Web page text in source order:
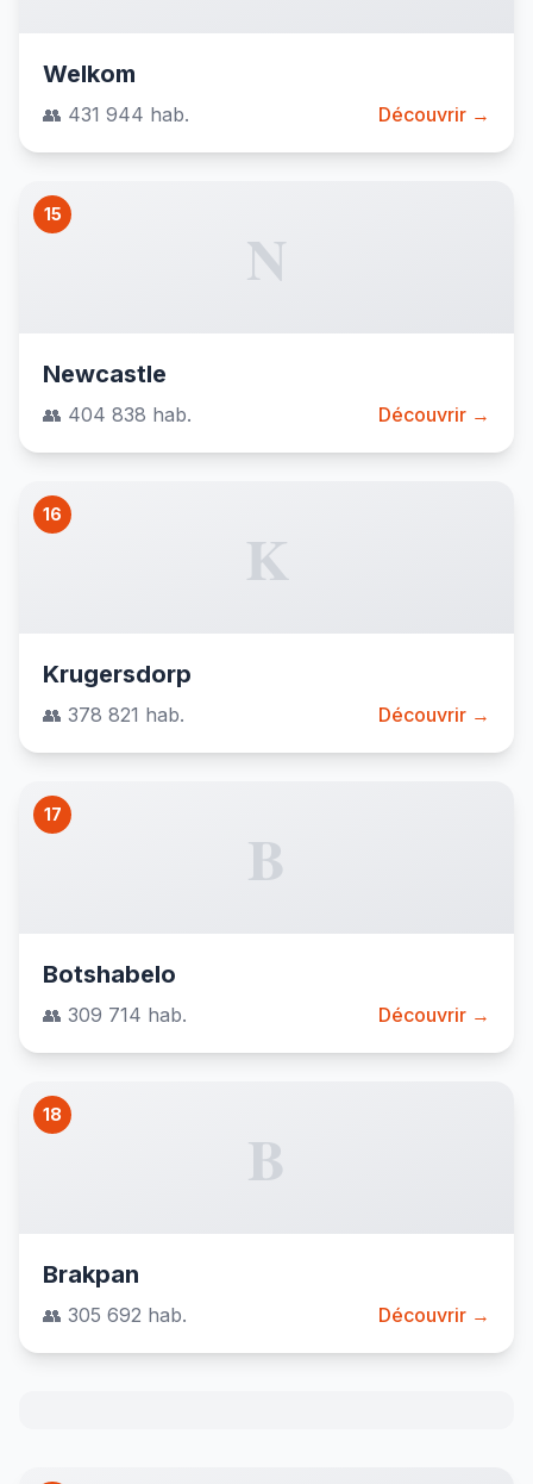
Welkom
👥 431 944 hab. Découvrir →
15
N
Newcastle
👥 404 838 hab. Découvrir →
16
K
Krugersdorp
👥 378 821 hab. Découvrir →
17
B
Botshabelo
👥 309 714 hab. Découvrir →
18
B
Brakpan
👥 305 692 hab. Découvrir →